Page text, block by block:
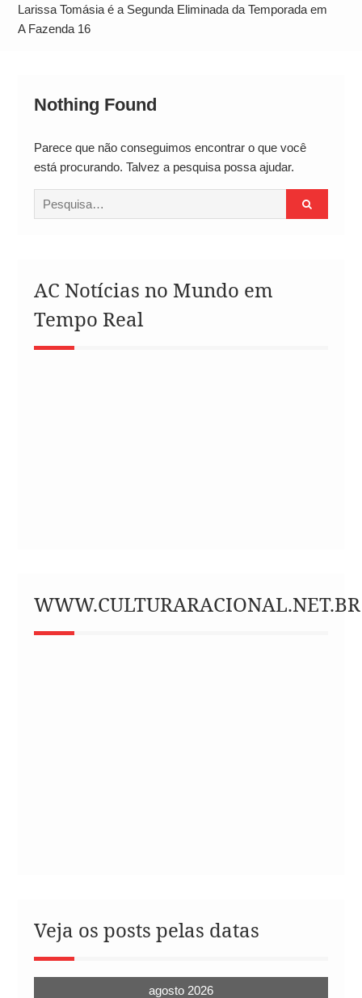
Alto
Larissa Tomásia é a Segunda Eliminada da Temporada em
A Fazenda 16
Nothing Found
Parece que não conseguimos encontrar o que você
está procurando. Talvez a pesquisa possa ajudar.
Procurar
por:
AC Notícias no Mundo em
Tempo Real
WWW.CULTURARACIONAL.NET.BR
Veja os posts pelas datas
agosto 2026